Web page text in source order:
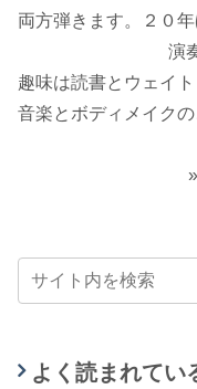
両方弾きます。２０
演
趣味は読書とウェイト
音楽とボディメイク
»
よく読まれてい